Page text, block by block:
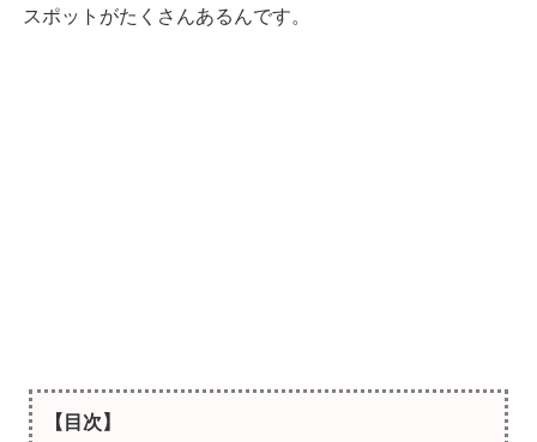
スポットがたくさんあるんです。
【目次】